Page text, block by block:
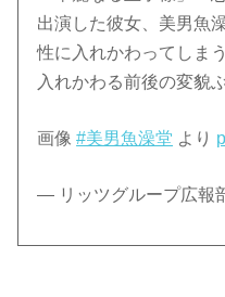
出演した彼女、美男魚
性に入れかわってしま
入れかわる前後の変貌
画像#美男魚澡堂 より
— リッツグループ広報